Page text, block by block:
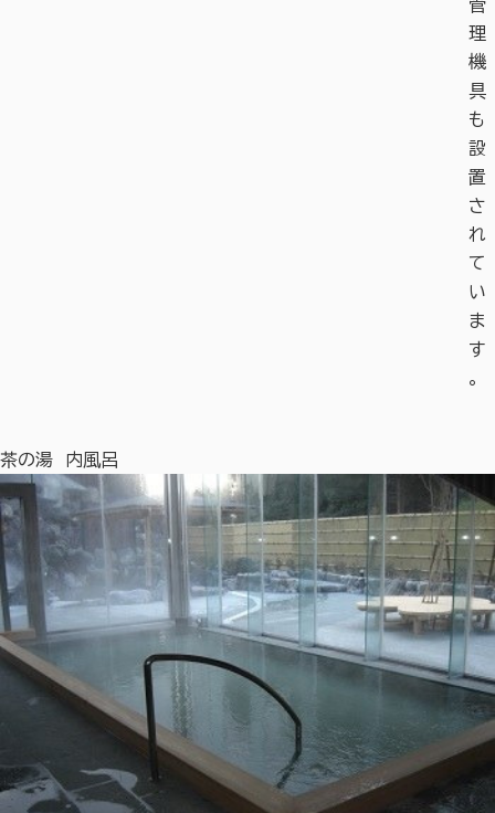
茶の湯 内風呂
管
理
機
具
も
設
置
さ
れ
て
い
ま
す
。